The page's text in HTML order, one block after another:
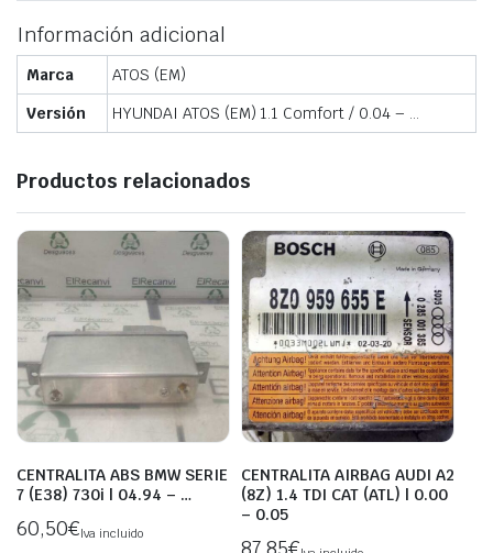
Información adicional
Marca
ATOS (EM)
Versión
HYUNDAI ATOS (EM) 1.1 Comfort / 0.04 – …
Productos relacionados
CENTRALITA ABS BMW SERIE
7 (E38) 730i | 04.94 – …
60,50€Iva incluido
CENTRALITA AIRBAG AUDI A2
(8Z) 1.4 TDI CAT (ATL) | 0.00
– 0.05
87,85€